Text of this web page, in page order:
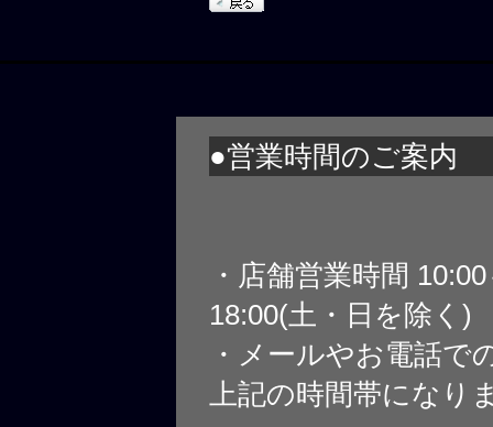
●営業時間のご案内
・店舗営業時間
18:00(土・日を除く)
・メールやお電話で
上記の時間帯になり